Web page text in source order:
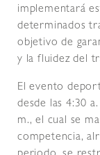
implementará
determinados
objetivo de
y la fluidez del
El evento
desde las 4:30
m., el cual se
competencia,